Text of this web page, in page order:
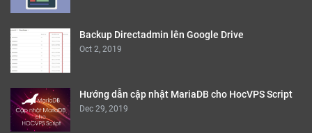
Backup Directadmin lên Google Drive
Oct 2, 2019
Hướng dẫn cập nhật MariaDB cho HocVPS Script
Dec 29, 2019